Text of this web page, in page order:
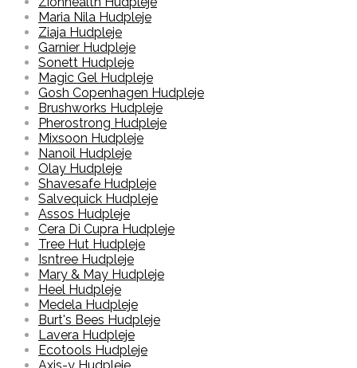
Maria Nila Hudpleje
Ziaja Hudpleje
Garnier Hudpleje
Sonett Hudpleje
Magic Gel Hudpleje
Gosh Copenhagen Hudpleje
Brushworks Hudpleje
Pherostrong Hudpleje
Mixsoon Hudpleje
Nanoil Hudpleje
Olay Hudpleje
Shavesafe Hudpleje
Salvequick Hudpleje
Assos Hudpleje
Cera Di Cupra Hudpleje
Tree Hut Hudpleje
Isntree Hudpleje
Mary & May Hudpleje
Heel Hudpleje
Medela Hudpleje
Burt's Bees Hudpleje
Lavera Hudpleje
Ecotools Hudpleje